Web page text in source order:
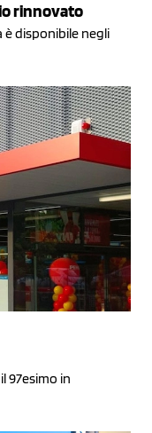
rinnovato
disponibile negli
97esimo in